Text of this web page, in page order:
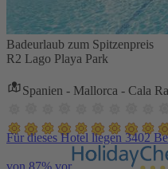
Badeurlaub zum Spitzenpreis
R2 Lago Playa Park
Spanien - Mallorca - Cala
Für dieses Hotel liegen 3402
von 87% vor